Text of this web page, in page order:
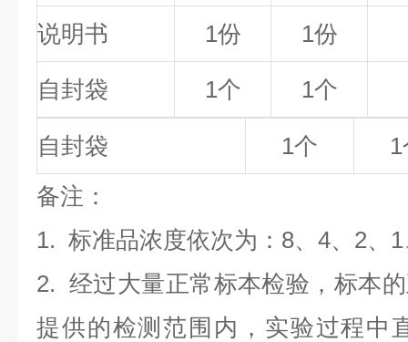
说明书 1份 1份
自封袋 1个 1个
自封袋 1个
备注 ：
1. 标准品浓度依次为：8、4、2、
2. 经过大量正常标本检验，标本
提供的检测范围内，实验过程中